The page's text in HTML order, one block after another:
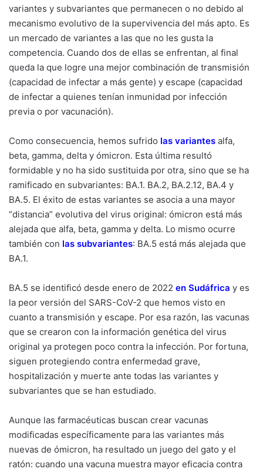
variantes y subvariantes que permanecen o no debido al
mecanismo evolutivo de la supervivencia del más apto. Es
un mercado de variantes a las que no les gusta la
competencia. Cuando dos de ellas se enfrentan, al final
queda la que logre una mejor combinación de transmisión
(capacidad de infectar a más gente) y escape (capacidad
de infectar a quienes tenían inmunidad por infección
previa o por vacunación).
Como consecuencia, hemos sufrido las variantes alfa,
beta, gamma, delta y ómicron. Esta última resultó
formidable y no ha sido sustituida por otra, sino que se ha
ramificado en subvariantes: BA.1. BA.2, BA.2.12, BA.4 y
BA.5. El éxito de estas variantes se asocia a una mayor
“distancia” evolutiva del virus original: ómicron está más
alejada que alfa, beta, gamma y delta. Lo mismo ocurre
también con las subvariantes: BA.5 está más alejada que
BA.1.
BA.5 se identificó desde enero de 2022 en Sudáfrica y es
la peor versión del SARS-CoV-2 que hemos visto en
cuanto a transmisión y escape. Por esa razón, las vacunas
que se crearon con la información genética del virus
original ya protegen poco contra la infección. Por fortuna,
siguen protegiendo contra enfermedad grave,
hospitalización y muerte ante todas las variantes y
subvariantes que se han estudiado.
Aunque las farmacéuticas buscan crear vacunas
modificadas específicamente para las variantes más
nuevas de ómicron, ha resultado un juego del gato y el
ratón: cuando una vacuna muestra mayor eficacia contra